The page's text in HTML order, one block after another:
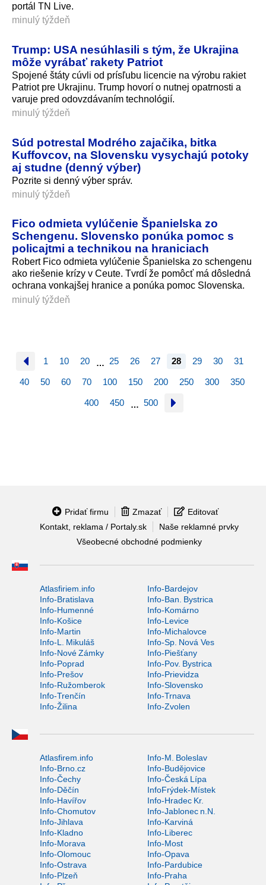
portál TN Live.
minulý týždeň
Trump: USA nesúhlasili s tým, že Ukrajina
môže vyrábať rakety Patriot
Spojené štáty cúvli od prísľubu licencie na výrobu rakiet
Patriot pre Ukrajinu. Trump hovorí o nutnej opatrnosti a
varuje pred odovzdávaním technológií.
minulý týždeň
Súd potrestal Modrého zajačika, bitka
Kuffovcov, na Slovensku vysychajú potoky
aj studne (denný výber)
Pozrite si denný výber správ.
minulý týždeň
Fico odmieta vylúčenie Španielska zo
Schengenu. Slovensko ponúka pomoc s
policajtmi a technikou na hraniciach
Robert Fico odmieta vylúčenie Španielska zo schengenu
ako riešenie krízy v Ceute. Tvrdí že pomôcť má dôsledná
ochrana vonkajšej hranice a ponúka pomoc Slovenska.
minulý týždeň
1 10 20 … 25 26 27 28 29 30 31
40 50 60 70 100 150 200 250 300 350
400 450 … 500
Pridať firmu Zmazať
Editovať
Kontakt, reklama / Portaly.sk
Naše reklamné prvky
Všeobecné obchodné podmienky
Atlasfiriem.info
Info-Bardejov
Info-Bratislava
Info-Ban. Bystrica
Info-Humenné
Info-Komárno
Info-Košice
Info-Levice
Info-Martin
Info-Michalovce
Info-L. Mikuláš
Info-Sp. Nová Ves
Info-Nové Zámky
Info-Piešťany
Info-Poprad
Info-Pov. Bystrica
Info-Prešov
Info-Prievidza
Info-Ružomberok
Info-Slovensko
Info-Trenčín
Info-Trnava
Info-Žilina
Info-Zvolen
Atlasfirem.info
Info-M. Boleslav
Info-Brno.cz
Info-Budějovice
Info-Čechy
Info-Česká Lípa
Info-Děčín
InfoFrýdek-Místek
Info-Havířov
Info-Hradec Kr.
Info-Chomutov
Info-Jablonec n.N.
Info-Jihlava
Info-Karviná
Info-Kladno
Info-Liberec
Info-Morava
Info-Most
Info-Olomouc
Info-Opava
Info-Ostrava
Info-Pardubice
Info-Plzeň
Info-Praha